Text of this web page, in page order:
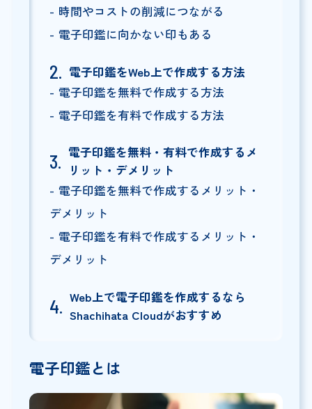
時間やコストの削減につながる
電子印鑑に向かない印もある
電子印鑑をWeb上で作成する方法
電子印鑑を無料で作成する方法
電子印鑑を有料で作成する方法
電子印鑑を無料・有料で作成するメ
リット・デメリット
電子印鑑を無料で作成するメリット・
デメリット
電子印鑑を有料で作成するメリット・
デメリット
Web上で電子印鑑を作成するなら
Shachihata Cloudがおすすめ
電子印鑑とは